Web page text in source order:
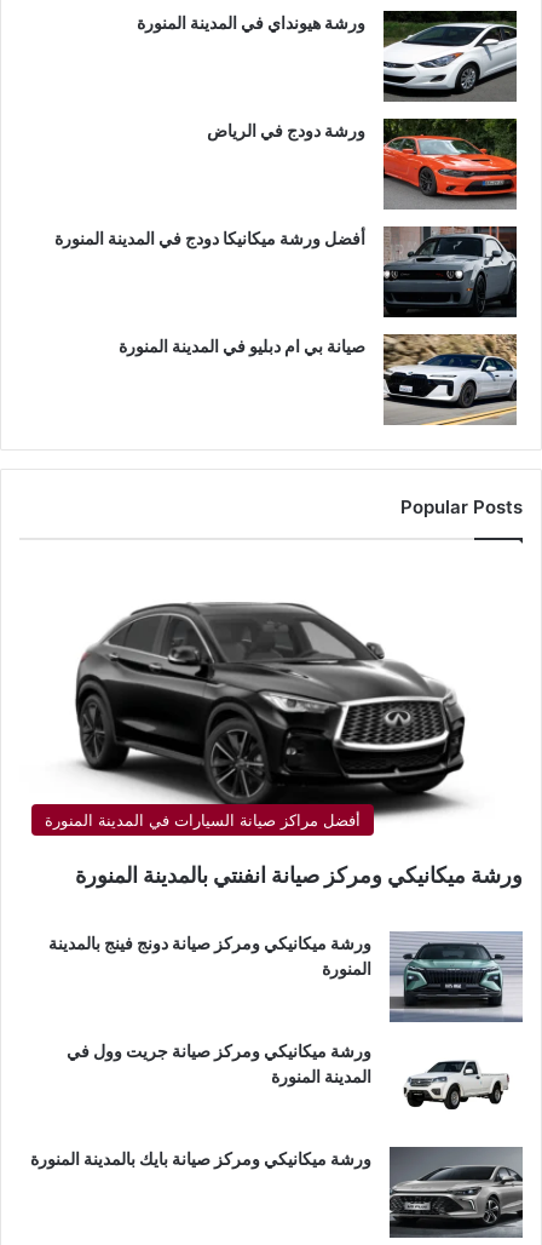
ورشة هيونداي في المدينة المنورة
ورشة دودج في الرياض
أفضل ورشة ميكانيكا دودج في المدينة المنورة
صيانة بي ام دبليو في المدينة المنورة
Popular Posts
أفضل مراكز صيانة السيارات في المدينة المنورة
ورشة ميكانيكي ومركز صيانة انفنتي بالمدينة المنورة
ورشة ميكانيكي ومركز صيانة دونج فينج بالمدينة
المنورة
ورشة ميكانيكي ومركز صيانة جريت وول في
المدينة المنورة
ورشة ميكانيكي ومركز صيانة بايك بالمدينة المنورة